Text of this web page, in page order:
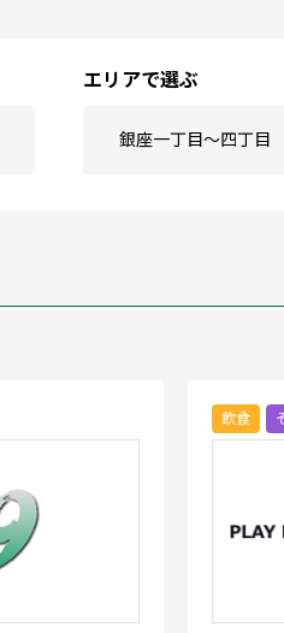
エリアで選ぶ
銀座一丁目～四丁目
飲食